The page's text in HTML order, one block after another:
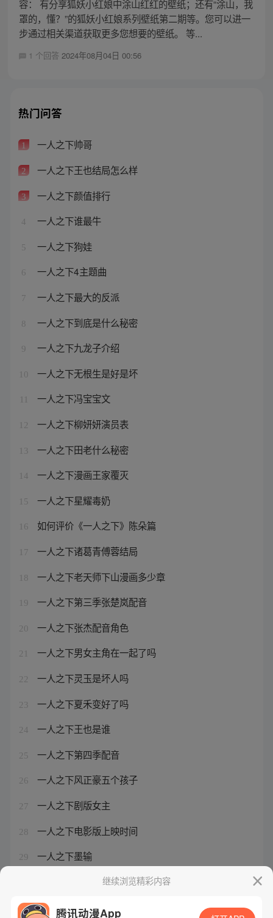
容： 有分享狐妖小红娘中涂山红红的壁纸；还有“涂山，我
罩的，懂？”的狐妖小红娘系列壁纸第二期等。您可以进一
步通过相关渠道获取更多您想要的壁纸。 等...
1 个回答 2024年08月04日 00:56
热门问答
1 一人之下帅哥
2 一人之下王也结局怎么样
3 一人之下颜值排行
4 一人之下谁最牛
5 一人之下狗娃
6 一人之下4主题曲
7 一人之下最大的反派
8 一人之下到底是什么秘密
9 一人之下九龙子介绍
10 一人之下无根生是好是坏
一人之下冯宝宝文
12 一人之下柳妍妍演员表
13 一人之下田老什么秘密
14 一人之下漫画王家覆灭
15 一人之下星耀毒奶
16 如何评价《一人之下》陈朵篇
17 一人之下诸葛青傅蓉结局
18 一人之下老天师下山漫画多少章
19 一人之下第三季张楚岚配音
20 一人之下张杰配音角色
21 一人之下男女主角在一起了吗
22 一人之下灵玉是坏人吗
23 一人之下夏禾变好了吗
24 一人之下王也是谁
25 一人之下第四季配音
26 一人之下风正豪五个孩子
27 一人之下剧版女主
28 一人之下电影版上映时间
29 一人之下墨输
一人之下无根生还活着吗继续浏览精彩内容
腾讯动漫App